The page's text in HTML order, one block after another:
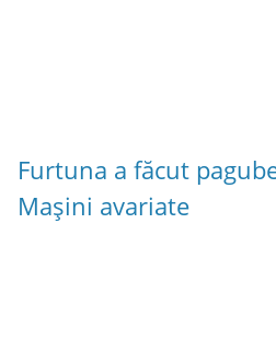
Furtuna a făcut
Mașini avariate